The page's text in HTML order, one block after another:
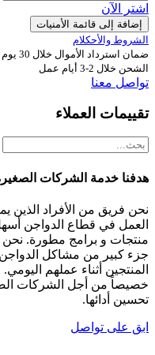
اشترِ الآن
إضافة إلى قائمة الأمنيات
الشروط والأحكلام
ضمان استرداد الأموال خلال 30 يوم
الشحن خلال 2-3 أيام عمل
تواصل معنا
تقييمات العملاء
هدفنا خدمة الشركات
نحن فريق من الأفراد الذين
العمل في قطاع الدواجن
منتجات و برامج مطورة.
جزء كبير من مشاكل
المنتجين أثناء عملهم
خصيصاً من أجل الشركات
تحسين أدائها.
ابق على تواصل